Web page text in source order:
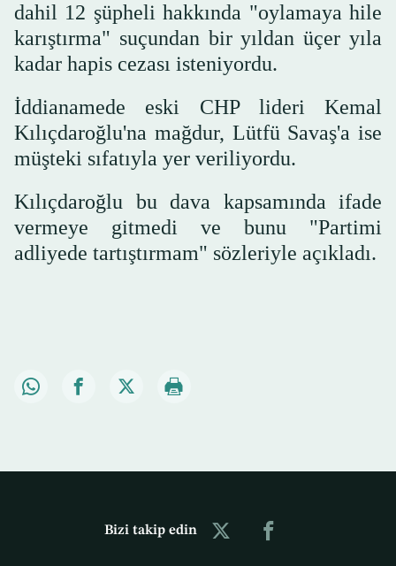
dahil 12 şüpheli hakkında "oylamaya hile
karıştırma" suçundan bir yıldan üçer yıla
kadar hapis cezası isteniyordu.
İddianamede eski CHP lideri Kemal
Kılıçdaroğlu'na mağdur, Lütfü Savaş'a ise
müşteki sıfatıyla yer veriliyordu.
Kılıçdaroğlu bu dava kapsamında ifade
vermeye gitmedi ve bunu "Partimi
adliyede tartıştırmam" sözleriyle açıkladı.
Bizi takip edin